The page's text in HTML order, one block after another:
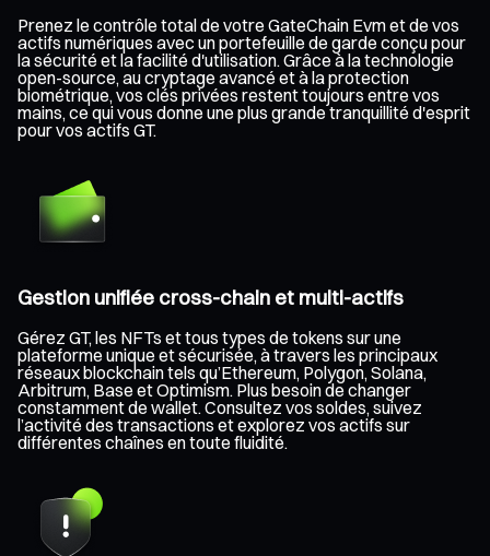
Prenez le contrôle total de votre GateChain Evm et de vos
actifs numériques avec un portefeuille de garde conçu pour
la sécurité et la facilité d'utilisation. Grâce à la technologie
open-source, au cryptage avancé et à la protection
biométrique, vos clés privées restent toujours entre vos
mains, ce qui vous donne une plus grande tranquillité d'esprit
pour vos actifs GT.
Gestion unifiée cross-chain et multi-actifs
Gérez GT, les NFTs et tous types de tokens sur une
plateforme unique et sécurisée, à travers les principaux
réseaux blockchain tels qu’Ethereum, Polygon, Solana,
Arbitrum, Base et Optimism. Plus besoin de changer
constamment de wallet. Consultez vos soldes, suivez
l’activité des transactions et explorez vos actifs sur
différentes chaînes en toute fluidité.